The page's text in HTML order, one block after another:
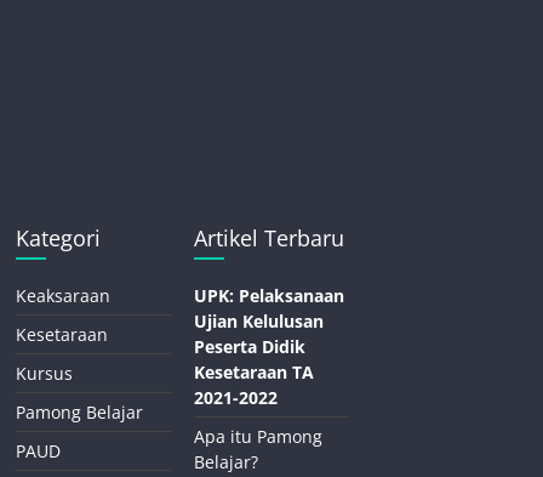
Kategori
Keaksaraan
Kesetaraan
Kursus
Pamong Belajar
PAUD
Artikel Terbaru
UPK: Pelaksanaan
Ujian Kelulusan
Peserta Didik
Kesetaraan TA
2021-2022
Apa itu Pamong
Belajar?